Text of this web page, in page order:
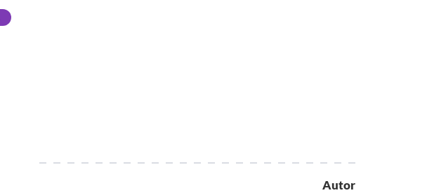
Autor